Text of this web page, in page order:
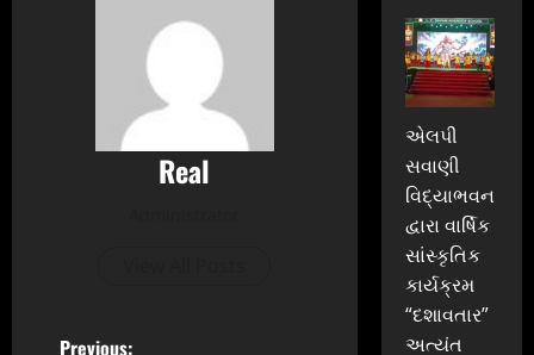
Real
Previous:
એલપી
સવાણી
વિદ્યાભવન
દ્વારા વાર્ષિક
સાંસ્કૃતિક
કાર્યક્રમ
“દશાવતાર”
અત્યંત